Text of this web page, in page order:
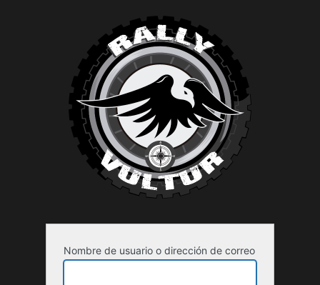
Nombre de usuario o dirección de correo